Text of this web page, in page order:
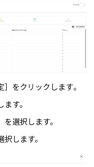
をクリックします。
す。
選択します。
します。